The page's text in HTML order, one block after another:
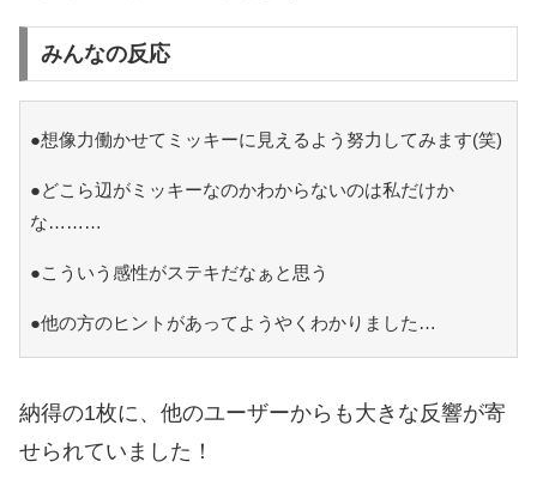
みんなの反応
●想像力働かせてミッキーに見えるよう努力してみます(笑)
●どこら辺がミッキーなのかわからないのは私だけか
な………
●こういう感性がステキだなぁと思う
●他の方のヒントがあってようやくわかりました…
納得の1枚に、他のユーザーからも大きな反響が寄
せられていました！